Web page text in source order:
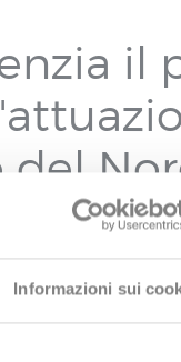
Informazioni sui
il
del
ad
ha
software e